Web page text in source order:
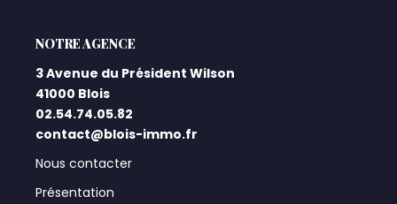
L'AGENCE
3 Avenue du Président Wilson
41000 Blois
02.54.74.05.82
contact@blois-immo.fr
Nous contacter
Présentation